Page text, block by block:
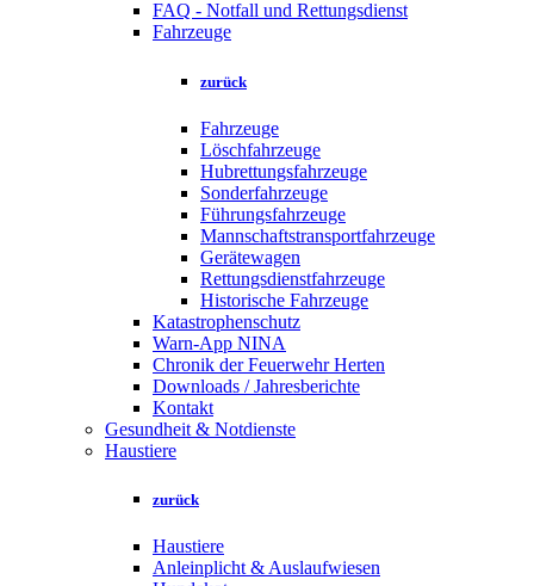
FAQ - Notfall und Rettungsdienst
Fahrzeuge
zurück
Fahrzeuge
Löschfahrzeuge
Hubrettungsfahrzeuge
Sonderfahrzeuge
Führungsfahrzeuge
Mannschaftstransportfahrzeuge
Gerätewagen
Rettungsdienstfahrzeuge
Historische Fahrzeuge
Katastrophenschutz
Warn-App NINA
Chronik der Feuerwehr Herten
Downloads / Jahresberichte
Kontakt
Gesundheit & Notdienste
Haustiere
zurück
Haustiere
Anleinplicht & Auslaufwiesen